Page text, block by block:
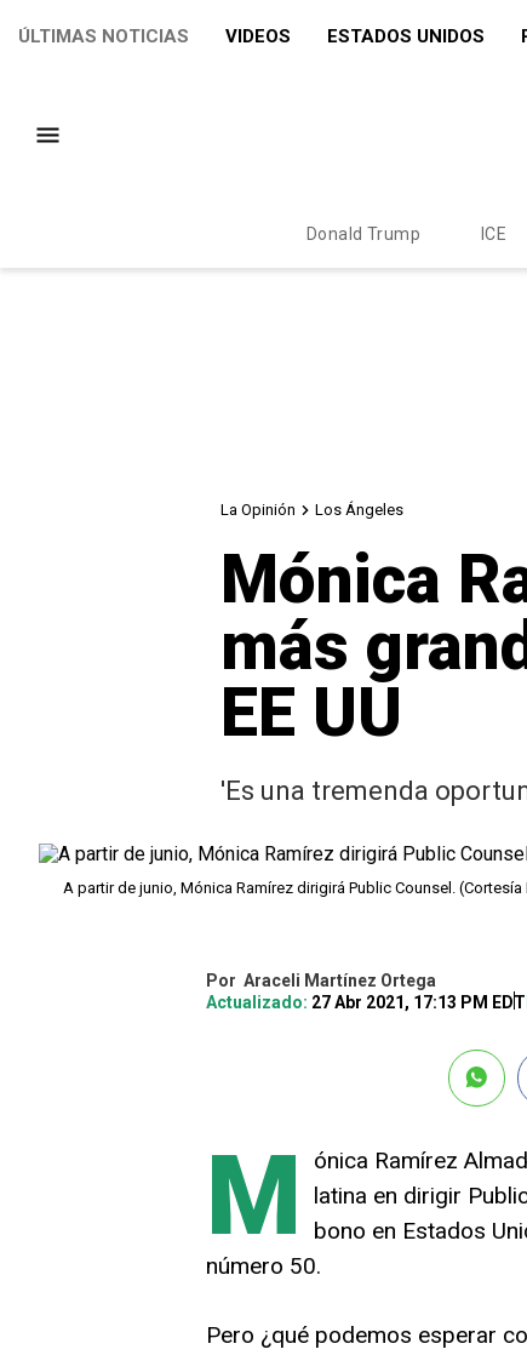
ÚLTIMAS NOTICIAS VIDEOS ESTADOS UNIDOS
Donald Trump ICE
La Opinión Los Ángeles
Mónica
más
EE UU
'Es una tremenda
A partir de junio, Mónica Ramírez dirigirá Public Counsel.
Por Araceli Martínez Ortega
Actualizado: 27 Abr 2021, 17:13 PM EDT
M
ónica Ramírez
latina en dirigir
bono en Estados
número 50.
Pero ¿qué podemos esperar